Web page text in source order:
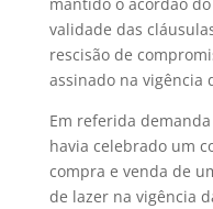
validade das
rescisão de
assinado na vigência
Em referida
havia celebrado um
compra e venda de
de lazer na vigência